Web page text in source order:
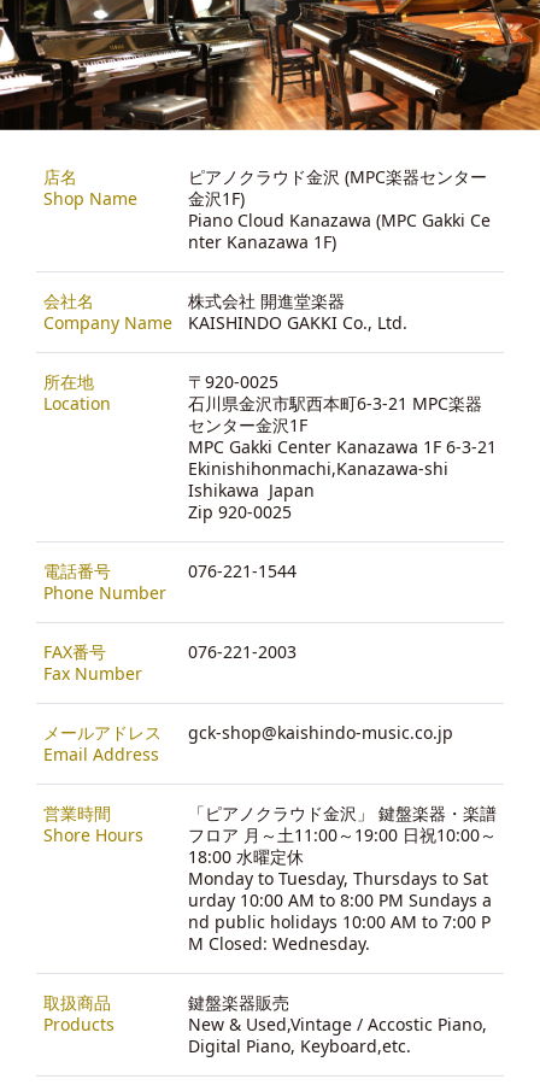
店名
Shop Name
ピアノクラウド金沢 (MPC楽器センター
金沢1F)
Piano Cloud Kanazawa (MPC Gakki Ce
nter Kanazawa 1F)
会社名
Company Name
株式会社 開進堂楽器
KAISHINDO GAKKI Co., Ltd.
所在地
Location
〒920-0025
石川県金沢市駅西本町6-3-21 MPC楽器
センター金沢1F
MPC Gakki Center Kanazawa 1F 6-3-21
Ekinishihonmachi,Kanazawa-shi
Ishikawa Japan
Zip 920-0025
電話番号
Phone Number
076-221-1544
FAX番号
Fax Number
076-221-2003
メールアドレス
Email Address
gck-shop@kaishindo-music.co.jp
営業時間
Shore Hours
「ピアノクラウド金沢」 鍵盤楽器・楽譜
フロア 月～土11:00～19:00 日祝10:00～
18:00 水曜定休
Monday to Tuesday, Thursdays to Sat
urday 10:00 AM to 8:00 PM Sundays a
nd public holidays 10:00 AM to 7:00 P
M Closed: Wednesday.
取扱商品
Products
鍵盤楽器販売
New & Used,Vintage / Accostic Piano,
Digital Piano, Keyboard,etc.